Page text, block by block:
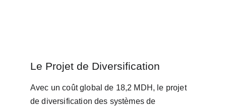
Le Projet de Diversification
Avec un coût global de 18,2 MDH, le projet
de diversification des systèmes de